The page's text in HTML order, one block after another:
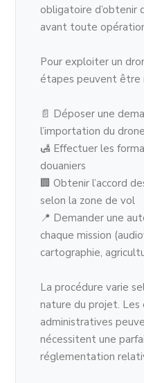
obligatoire d’obtenir
avant toute
Pour exploiter un
étapes peuvent être
📄 Déposer une
l’importation du drone
🛃 Effectuer les
douaniers
🏢 Obtenir l’accord
selon la zone de vol
📍 Demander une
chaque mission
cartographie,
La procédure varie
nature du projet. Les
administratives
nécessitent une
réglementation